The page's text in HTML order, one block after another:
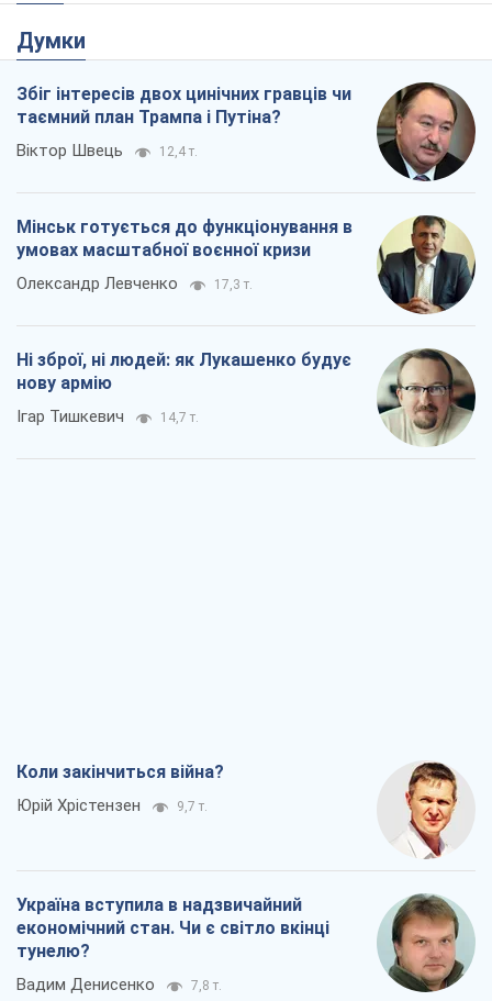
Думки
Збіг інтересів двох цинічних гравців чи
таємний план Трампа і Путіна?
Віктор Швець 12,4 т.
Мінськ готується до функціонування в
умовах масштабної воєнної кризи
Олександр Левченко 17,3 т.
Ні зброї, ні людей: як Лукашенко будує
нову армію
Ігар Тишкевич 14,7 т.
Коли закінчиться війна?
Юрій Хрістензен 9,7 т.
Україна вступила в надзвичайний
економічний стан. Чи є світло вкінці
тунелю?
Вадим Денисенко 7,8 т.